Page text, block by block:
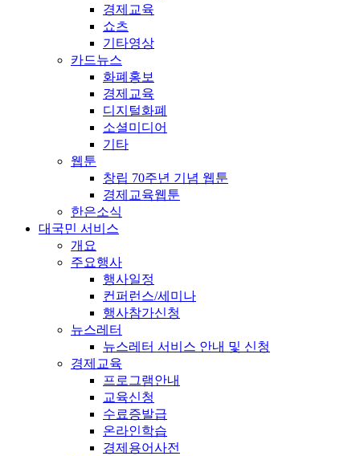
경제교육
쇼츠
기타영상
카드뉴스
화폐홍보
경제교육
디지털화폐
소셜미디어
기타
웹툰
창립 70주년 기념 웹툰
경제교육웹툰
한은소식
대국민 서비스
개요
주요행사
행사일정
컨퍼런스/세미나
행사참가신청
뉴스레터
뉴스레터 서비스 안내 및 신청
경제교육
프로그램안내
교육신청
수료증발급
온라인학습
경제용어사전